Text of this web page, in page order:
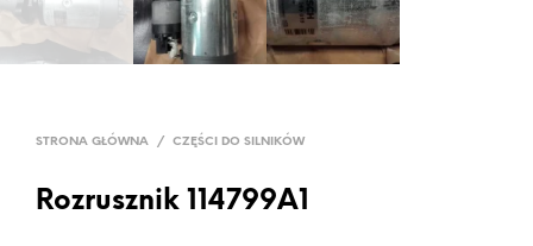
STRONA GŁÓWNA / CZĘŚCI DO SILNIKÓW
Rozrusznik 114799A1